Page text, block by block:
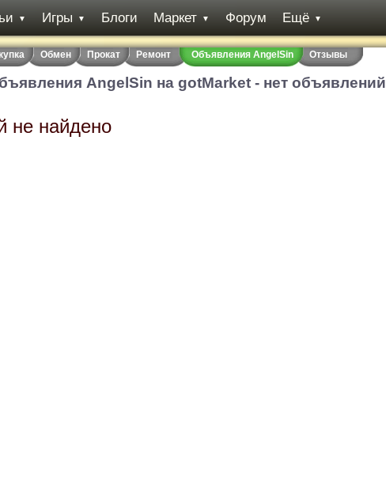
▼ Игры ▼ Блоги Маркет ▼ Форум Ещё ▼
Обмен Прокат Ремонт Объявления AngelSin Отзывы
AngelSin на gotMarket - нет объявлений
не найдено